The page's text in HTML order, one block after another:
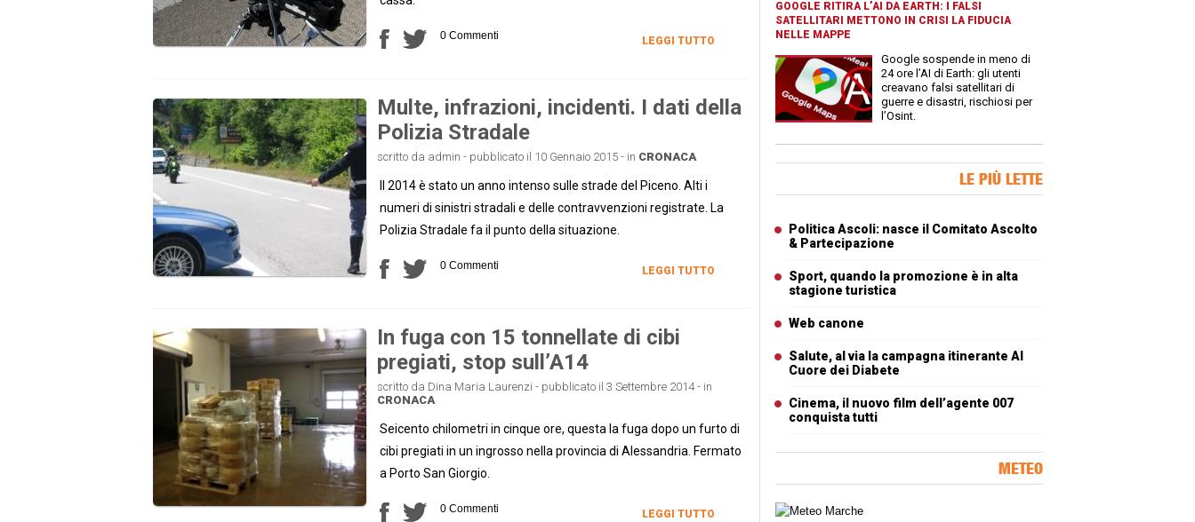
0 Commenti LEGGI TUTTO
Multe, infrazioni, incidenti. I dati della
Polizia Stradale
scritto da admin - pubblicato il 10 Gennaio 2015 - in CRONACA
Il 2014 è stato un anno intenso sulle strade del Piceno. Alti i
numeri di sinistri stradali e delle contravvenzioni registrate. La
Polizia Stradale fa il punto della situazione.
0 Commenti LEGGI TUTTO
In fuga con 15 tonnellate di cibi
pregiati, stop sull’A14
scritto da Dina Maria Laurenzi - pubblicato il 3 Settembre 2014 - in
CRONACA
Seicento chilometri in cinque ore, questa la fuga dopo un furto di
cibi pregiati in un ingrosso nella provincia di Alessandria. Fermato
a Porto San Giorgio.
0 Commenti LEGGI TUTTO
GOOGLE RITIRA L’AI DA EARTH: I FALSI
SATELLITARI METTONO IN CRISI LA FIDUCIA
NELLE MAPPE
Google sospende in meno di
24 ore l’AI di Earth: gli utenti
creavano falsi satellitari di
guerre e disastri, rischiosi per
l’Osint.
LE PIÙ LETTE
Politica Ascoli: nasce il Comitato Ascolto
& Partecipazione
Sport, quando la promozione è in alta
stagione turistica
Web canone
Salute, al via la campagna itinerante Al
Cuore dei Diabete
Cinema, il nuovo film dell’agente 007
conquista tutti
METEO
Carta meteorologica delle Marche